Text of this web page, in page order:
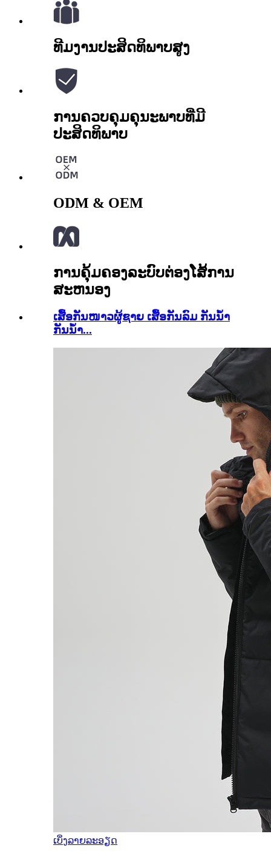
ທີມງານປະສິດທິພາບສູງ
ການຄວບຄຸມຄຸນະພາບທີ່ມີ
ປະສິດທິພາບ
ODM & OEM
ການຄຸ້ມຄອງລະບົບຕ່ອງໂສ້ການ
ສະຫນອງ
ເສື້ອກັນໜາວຜູ້ຊາຍ ເສື້ອກັນລົມ ກັນນ້ຳ
ກັນນ້ຳ...
ເບິ່ງລາຍລະອຽດ